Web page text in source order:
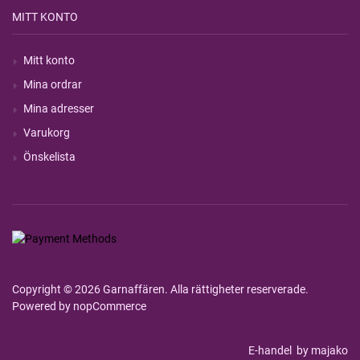
MITT KONTO
Mitt konto
Mina ordrar
Mina adresser
Varukorg
Önskelista
Copyright © 2026 Garnaffären. Alla rättigheter reserverade.
Powered by nopCommerce
E-handel by majako